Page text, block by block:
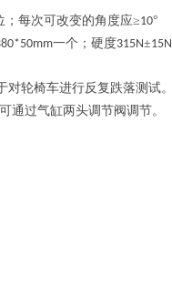
每次可改变的角度应≥10°
一个；硬度315N±15N
对轮椅车进行反复跌落测试。
通过气缸两头调节阀调节。